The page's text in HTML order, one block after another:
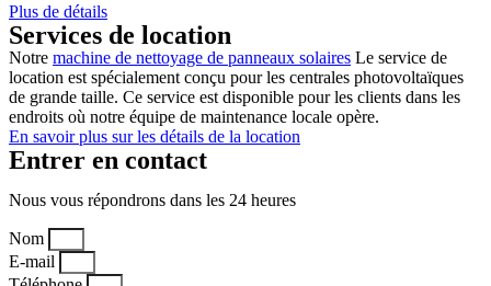
Plus de détails
Services de location
Notre machine de nettoyage de panneaux solaires Le service de
location est spécialement conçu pour les centrales photovoltaïques
de grande taille. Ce service est disponible pour les clients dans les
endroits où notre équipe de maintenance locale opère.
En savoir plus sur les détails de la location
Entrer en contact
Nous vous répondrons dans les 24 heures
Nom
E-mail